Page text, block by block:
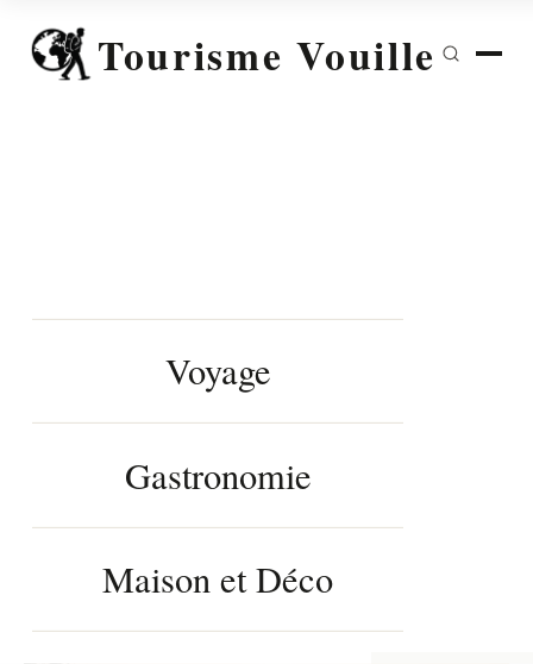
Tourisme Vouille
Voyage
Gastronomie
Maison et Déco